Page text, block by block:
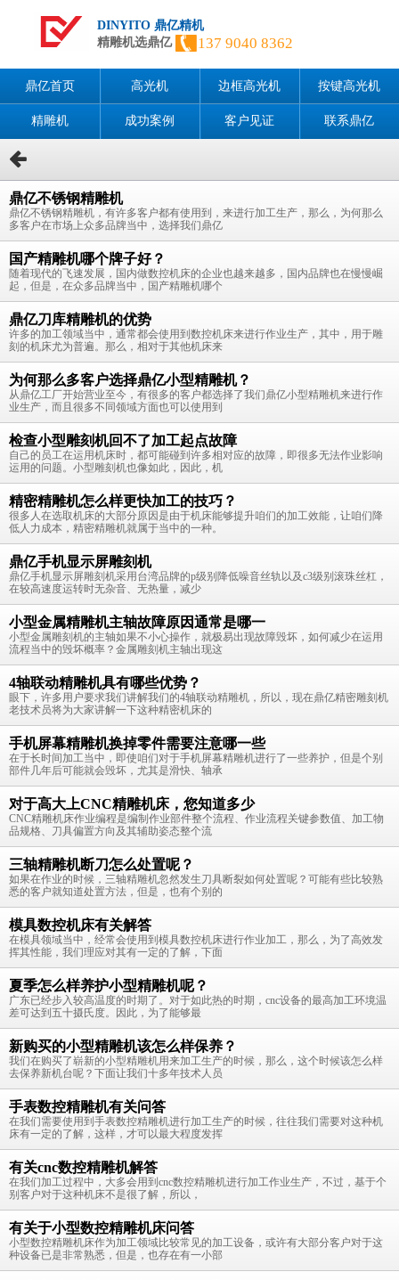
DINYITO 鼎亿精机
精雕机选鼎亿
137 9040 8362
鼎亿首页 高光机 边框高光机 按键高光机
精雕机 成功案例 客户见证 联系鼎亿
鼎亿不锈钢精雕机
鼎亿不锈钢精雕机，有许多客户都有使用到，来进行加工生产，那么，为何那么
多客户在市场上众多品牌当中，选择我们鼎亿
国产精雕机哪个牌子好？
随着现代的飞速发展，国内做数控机床的企业也越来越多，国内品牌也在慢慢崛
起，但是，在众多品牌当中，国产精雕机哪个
鼎亿刀库精雕机的优势
许多的加工领域当中，通常都会使用到数控机床来进行作业生产，其中，用于雕
刻的机床尤为普遍。那么，相对于其他机床来
为何那么多客户选择鼎亿小型精雕机？
从鼎亿工厂开始营业至今，有很多的客户都选择了我们鼎亿小型精雕机来进行作
业生产，而且很多不同领域方面也可以使用到
检查小型雕刻机回不了加工起点故障
自己的员工在运用机床时，都可能碰到许多相对应的故障，即很多无法作业影响
运用的问题。小型雕刻机也像如此，因此，机
精密精雕机怎么样更快加工的技巧？
很多人在选取机床的大部分原因是由于机床能够提升咱们的加工效能，让咱们降
低人力成本，精密精雕机就属于当中的一种。
鼎亿手机显示屏雕刻机
鼎亿手机显示屏雕刻机采用台湾品牌的p级别降低噪音丝轨以及c3级别滚珠丝杠，
在较高速度运转时无杂音、无热量，减少
小型金属精雕机主轴故障原因通常是哪一
小型金属雕刻机的主轴如果不小心操作，就极易出现故障毁坏，如何减少在运用
流程当中的毁坏概率？金属雕刻机主轴出现这
4轴联动精雕机具有哪些优势？
眼下，许多用户要求我们讲解我们的4轴联动精雕机，所以，现在鼎亿精密雕刻机
老技术员将为大家讲解一下这种精密机床的
手机屏幕精雕机换掉零件需要注意哪一些
在于长时间加工当中，即使咱们对于手机屏幕精雕机进行了一些养护，但是个别
部件几年后可能就会毁坏，尤其是滑快、轴承
对于高大上CNC精雕机床，您知道多少
CNC精雕机床作业编程是编制作业部件整个流程、作业流程关键参数值、加工物
品规格、刀具偏置方向及其辅助姿态整个流
三轴精雕机断刀怎么处置呢？
如果在作业的时候，三轴精雕机忽然发生刀具断裂如何处置呢？可能有些比较熟
悉的客户就知道处置方法，但是，也有个别的
模具数控机床有关解答
在模具领域当中，经常会使用到模具数控机床进行作业加工，那么，为了高效发
挥其性能，我们理应对其有一定的了解，下面
夏季怎么样养护小型精雕机呢？
广东已经步入较高温度的时期了。对于如此热的时期，cnc设备的最高加工环境温
差可达到五十摄氏度。因此，为了能够最
新购买的小型精雕机该怎么样保养？
我们在购买了崭新的小型精雕机用来加工生产的时候，那么，这个时候该怎么样
去保养新机台呢？下面让我们十多年技术人员
手表数控精雕机有关问答
在我们需要使用到手表数控精雕机进行加工生产的时候，往往我们需要对这种机
床有一定的了解，这样，才可以最大程度发挥
有关cnc数控精雕机解答
在我们加工过程中，大多会用到cnc数控精雕机进行加工作业生产，不过，基于个
别客户对于这种机床不是很了解，所以，
有关于小型数控精雕机床问答
小型数控精雕机床作为加工领域比较常见的加工设备，或许有大部分客户对于这
种设备已是非常熟悉，但是，也存在有一小部